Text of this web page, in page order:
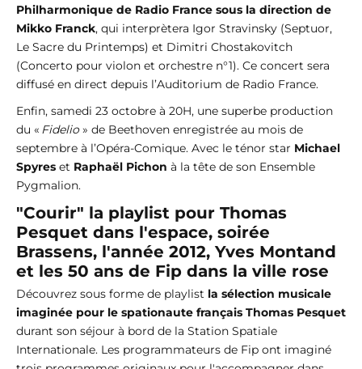
Philharmonique de Radio France sous la direction de
Mikko Franck, qui interprètera Igor Stravinsky (Septuor,
Le Sacre du Printemps) et Dimitri Chostakovitch
(Concerto pour violon et orchestre n°1). Ce concert sera
diffusé en direct depuis l’Auditorium de Radio France.
Enfin, samedi 23 octobre à 20H, une superbe production
du « Fidelio» de Beethoven enregistrée au mois de
septembre à l’Opéra-Comique. Avec le ténor star Michael
Spyres et Raphaël Pichon à la tête de son Ensemble
Pygmalion.
"Courir" la playlist pour Thomas
Pesquet dans l'espace, soirée
Brassens, l'année 2012, Yves Montand
et les 50 ans de Fip dans la ville rose
Découvrez sous forme de playlist la sélection musicale
imaginée pour le spationaute français Thomas Pesquet
durant son séjour à bord de la Station Spatiale
Internationale. Les programmateurs de Fip ont imaginé